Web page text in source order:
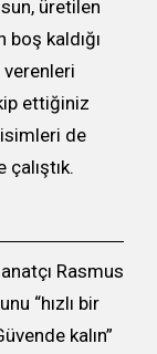
üretilen
kaldığı
ettiğiniz
de
Rasmus
“hızlı bir
kalın”